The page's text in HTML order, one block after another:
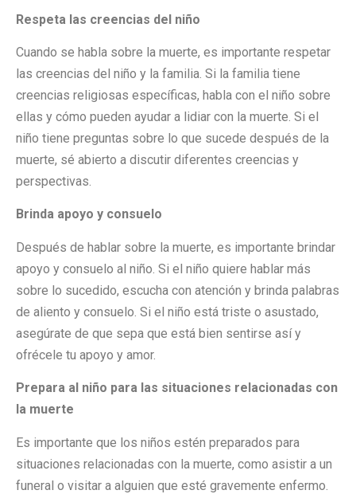
Respeta las creencias del niño
Cuando se habla sobre la muerte, es importante respetar
las creencias del niño y la familia. Si la familia tiene
creencias religiosas específicas, habla con el niño sobre
ellas y cómo pueden ayudar a lidiar con la muerte. Si el
niño tiene preguntas sobre lo que sucede después de la
muerte, sé abierto a discutir diferentes creencias y
perspectivas.
Brinda apoyo y consuelo
Después de hablar sobre la muerte, es importante brindar
apoyo y consuelo al niño. Si el niño quiere hablar más
sobre lo sucedido, escucha con atención y brinda palabras
de aliento y consuelo. Si el niño está triste o asustado,
asegúrate de que sepa que está bien sentirse así y
ofrécele tu apoyo y amor.
Prepara al niño para las situaciones relacionadas con
la muerte
Es importante que los niños estén preparados para
situaciones relacionadas con la muerte, como asistir a un
funeral o visitar a alguien que esté gravemente enfermo.